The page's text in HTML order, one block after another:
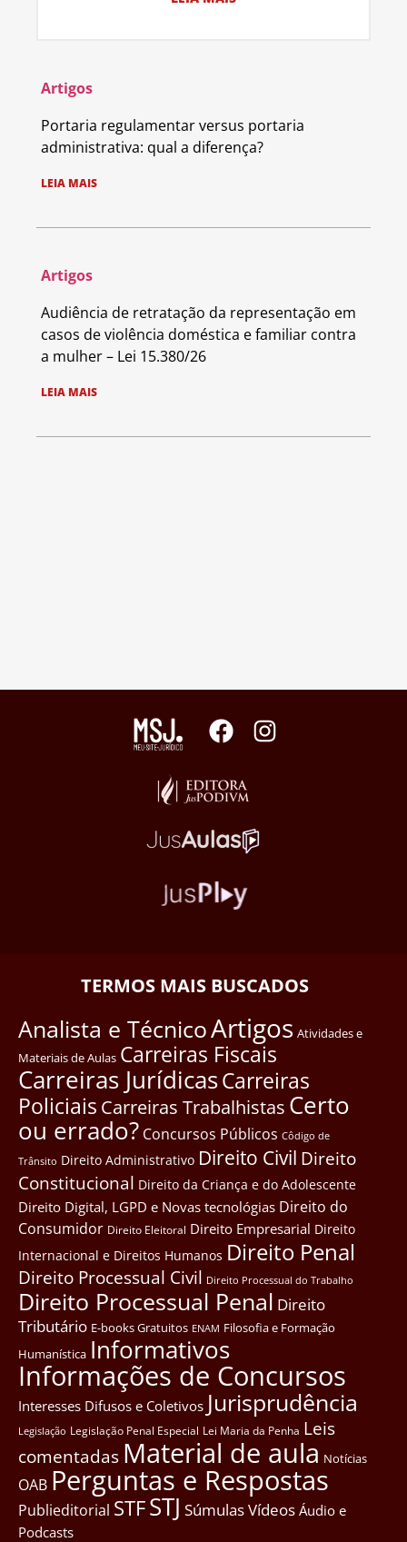
Artigos
Portaria regulamentar versus portaria
administrativa: qual a diferença?
LEIA MAIS
Artigos
Audiência de retratação da representação em
casos de violência doméstica e familiar contra
a mulher – Lei 15.380/26
LEIA MAIS
TERMOS MAIS BUSCADOS
Analista e TécnicoArtigos Atividades e
Materiais de Aulas Carreiras Fiscais
Carreiras JurídicasCarreiras
Policiais Carreiras Trabalhistas Certo
ou errado? Concursos Públicos Côdigo de
Trânsito Direito Administrativo Direito Civil Direito
Constitucional Direito da Criança e do Adolescente
Direito Digital, LGPD e Novas tecnológias Direito do
Consumidor Direito Eleitoral Direito Empresarial Direito
Internacional e Direitos Humanos Direito Penal
Direito Processual Civil Direito Processual do Trabalho
Direito Processual Penal Direito
Tributário E-books Gratuitos ENAM Filosofia e Formação
Humanística Informativos
Informações de Concursos
Interesses Difusos e Coletivos Jurisprudência
Legislação Legislação Penal Especial Lei Maria da Penha Leis
comentadas Material de aula Notícias
OAB Perguntas e Respostas
Publieditorial STFSTJ SúmulasVídeos Áudio e
Podcasts